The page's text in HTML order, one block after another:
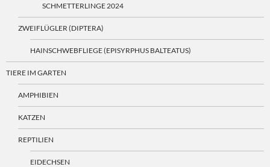
SCHMETTERLINGE 2024
ZWEIFLÜGLER (DIPTERA)
HAINSCHWEBFLIEGE (EPISYRPHUS BALTEATUS)
TIERE IM GARTEN
AMPHIBIEN
KATZEN
REPTILIEN
EIDECHSEN